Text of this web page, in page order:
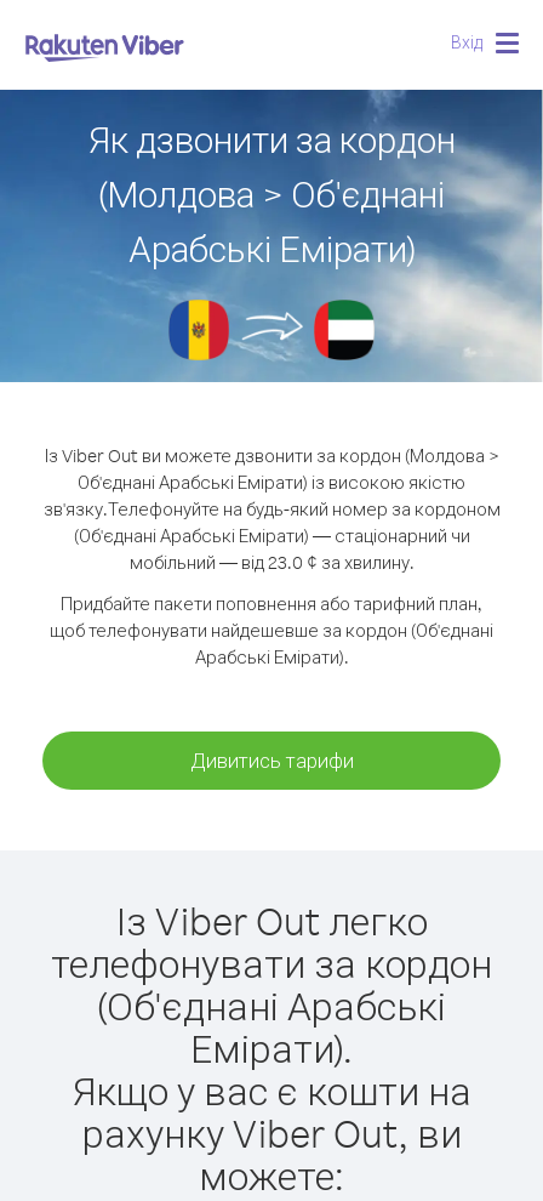
Вхід
Як дзвонити за кордон
(Молдова > Об'єднані
Арабські Емірати)
Із Viber Out ви можете дзвонити за кордон (Молдова >
Об'єднані Арабські Емірати) із високою якістю
зв'язку.Телефонуйте на будь-який номер за кордоном
(Об'єднані Арабські Емірати) — стаціонарний чи
мобільний — від 23.0 ¢ за хвилину.
Придбайте пакети поповнення або тарифний план,
щоб телефонувати найдешевше за кордон (Об'єднані
Арабські Емірати).
Дивитись тарифи
Із Viber Out легко
телефонувати за кордон
(Об'єднані Арабські
Емірати).
Якщо у вас є кошти на
рахунку Viber Out, ви
можете: